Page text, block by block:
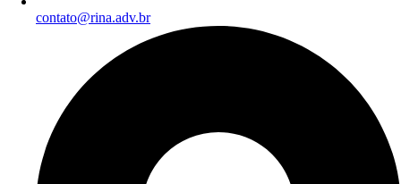
contato@rina.adv.br